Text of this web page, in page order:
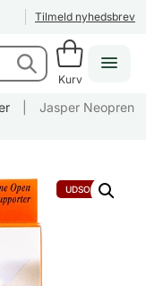
Tilmeld nyhedsbrev
Kurv
Jasper Neopren
UDSOLGT